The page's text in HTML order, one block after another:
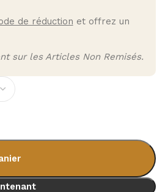
de réduction et offrez un
sur les Articles Non Remisés.